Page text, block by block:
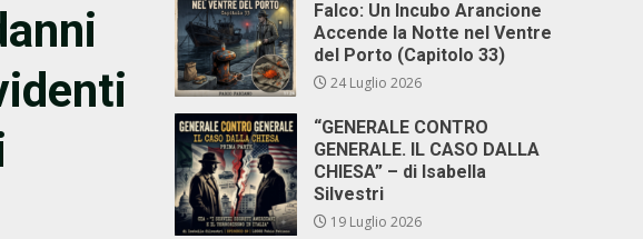
Falco: Un Incubo Arancione
Accende la Notte nel Ventre
del Porto (Capitolo 33)
24 Luglio 2026
“GENERALE CONTRO
GENERALE. IL CASO DALLA
CHIESA” – di Isabella
Silvestri
19 Luglio 2026